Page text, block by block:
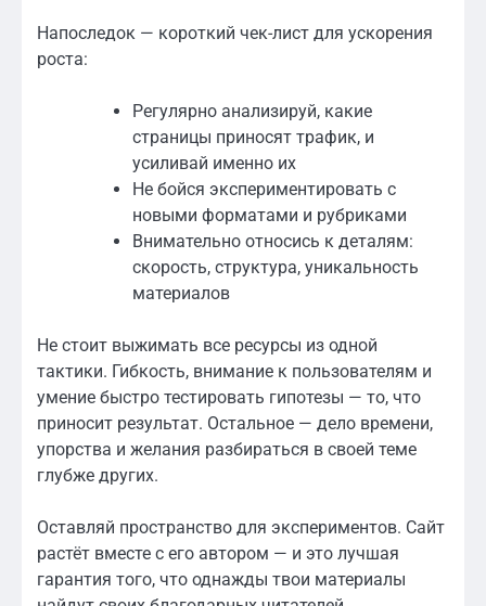
Напоследок — короткий чек-лист для ускорения
роста:
Регулярно анализируй, какие
страницы приносят трафик, и
усиливай именно их
Не бойся экспериментировать с
новыми форматами и рубриками
Внимательно относись к деталям:
скорость, структура, уникальность
материалов
Не стоит выжимать все ресурсы из одной
тактики. Гибкость, внимание к пользователям и
умение быстро тестировать гипотезы — то, что
приносит результат. Остальное — дело времени,
упорства и желания разбираться в своей теме
глубже других.
Оставляй пространство для экспериментов. Сайт
растёт вместе с его автором — и это лучшая
гарантия того, что однажды твои материалы